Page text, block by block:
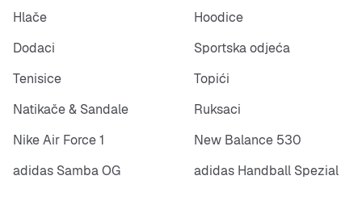
Hlače
Hoodice
Dodaci
Sportska odjeća
Tenisice
Topići
Natikače & Sandale
Ruksaci
Nike Air Force 1
New Balance 530
adidas Samba OG
adidas Handball Spezial